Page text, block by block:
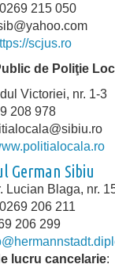
215 050
scjus.ro
de Poliţie
Victoriei, nr. 1-3
208 978
German Sibiu
Lucian Blaga, nr.
206 211
206 299
lucru cancelarie: